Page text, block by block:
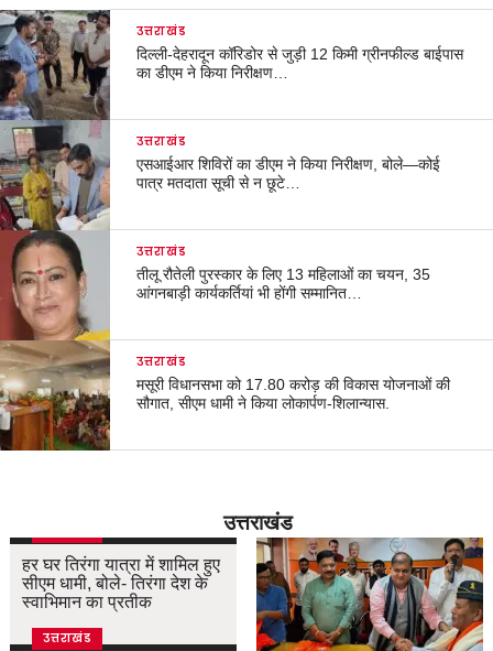
उत्तराखंड
दिल्ली-देहरादून कॉरिडोर से जुड़ी 12 किमी ग्रीनफील्ड बाईपास
का डीएम ने किया निरीक्षण…
उत्तराखंड
एसआईआर शिविरों का डीएम ने किया निरीक्षण, बोले—कोई
पात्र मतदाता सूची से न छूटे…
उत्तराखंड
तीलू रौतेली पुरस्कार के लिए 13 महिलाओं का चयन, 35
आंगनबाड़ी कार्यकर्तियां भी होंगी सम्मानित…
उत्तराखंड
मसूरी विधानसभा को 17.80 करोड़ की विकास योजनाओं की
सौगात, सीएम धामी ने किया लोकार्पण-शिलान्यास.
उत्तराखंड
हर घर तिरंगा यात्रा में शामिल हुए
सीएम धामी, बोले- तिरंगा देश के
स्वाभिमान का प्रतीक
उत्तराखंड